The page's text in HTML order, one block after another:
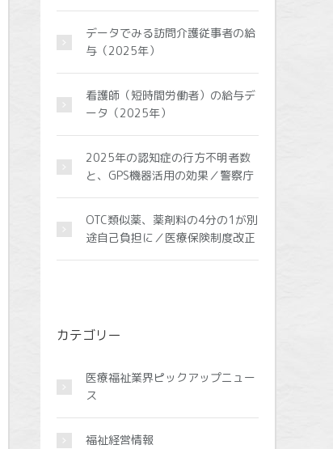
データでみる訪問介護従事者の給
与（2025年）
看護師（短時間労働者）の給与デ
ータ（2025年）
2025年の認知症の行方不明者数
と、GPS機器活用の効果／警察庁
OTC類似薬、薬剤料の4分の1が別
途自己負担に／医療保険制度改正
カテゴリー
医療福祉業界ピックアップニュー
ス
福祉経営情報